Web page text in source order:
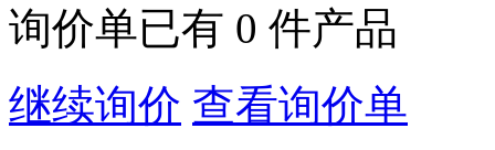
询价单已有 0 件产品
继续询价 查看询价单